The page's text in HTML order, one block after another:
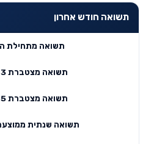
תשואה חודש אחרון
תשואה מתחילת
תשואה מצטברת 3 שנים
תשואה מצטברת 5 שנים
תשואה שנתית ממוצעת 3